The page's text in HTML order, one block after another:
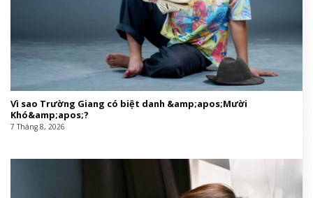
Vì sao Trường Giang có biệt danh &amp;apos;Mười
Khó&amp;apos;?
7 Tháng 8, 2026